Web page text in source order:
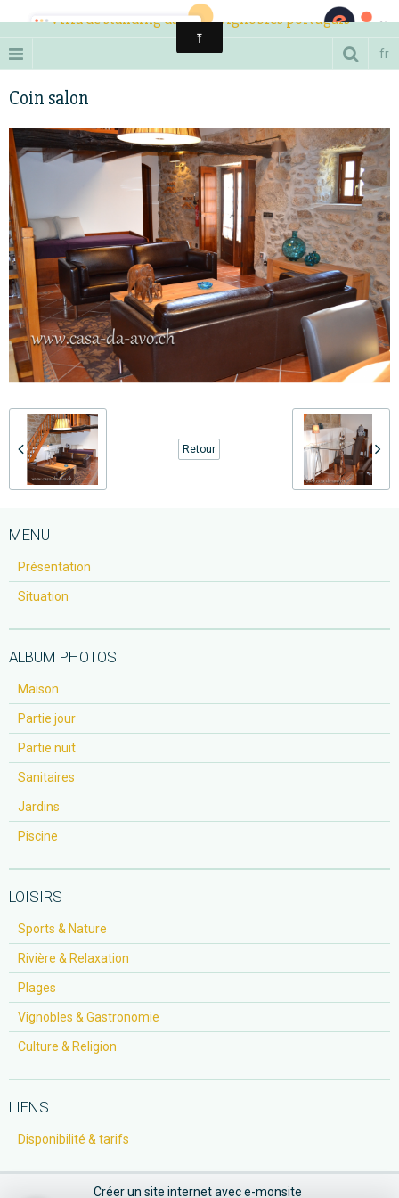
Villa de standing dans les vignobles portugais
fr
Coin salon
Retour
MENU
Présentation
Situation
ALBUM PHOTOS
Maison
Partie jour
Partie nuit
Sanitaires
Jardins
Piscine
LOISIRS
Sports & Nature
Rivière & Relaxation
Plages
Vignobles & Gastronomie
Culture & Religion
LIENS
Disponibilité & tarifs
Créer un site internet avec e-monsite